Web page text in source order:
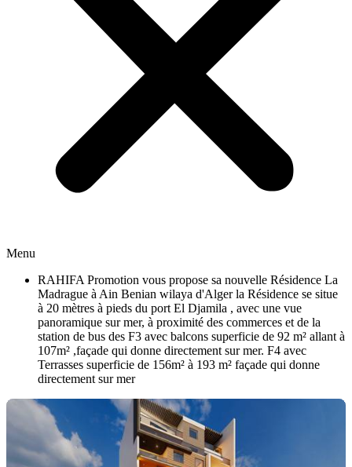
Menu
RAHIFA Promotion vous propose sa nouvelle Résidence La
Madrague à Ain Benian wilaya d'Alger la Résidence se situe
à 20 mètres à pieds du port El Djamila , avec une vue
panoramique sur mer, à proximité des commerces et de la
station de bus des F3 avec balcons superficie de 92 m² allant à
107m² ,façade qui donne directement sur mer. F4 avec
Terrasses superficie de 156m² à 193 m² façade qui donne
directement sur mer